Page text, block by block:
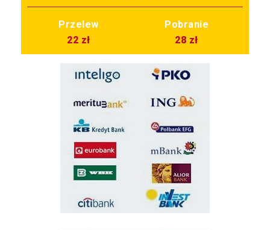
Przelew
Pobranie
22 zł
28 zł